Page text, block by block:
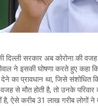
सरकार अब कोरोना की
ने इसकी घोषणा करते हुए कहा
का प्रावधान था, जिसे संशोधित
से मौत होती है, तो उनके
है, ऐसे करीब 31 लाख गरीब लोगों